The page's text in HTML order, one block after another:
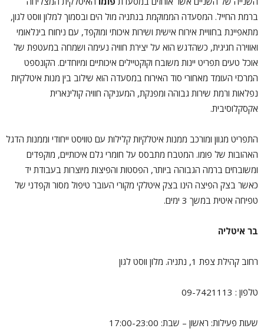
ברמת החייל. המסעדה הממוקמת בנתניה מול הים ובסמוך למלון ווסט לגון,
מתאפיינת בחוויית אירוח אישית ושירות איכותי ומוקפד, עם ניחוח בינלאומי
ואווירה חגיגית, כשהדגש הוא על יצירת חוויה נעימה ושמחה במעטפת של
אוכל טעים תפריט יינות משובח וקוקטיילים איכותיים ומיוחדים. הקונספט
המרכזי העומד מאחורי סוד האירוח במסעדה הוא שילוב בין מנות איטלקיות
נפלאות ורמת שירות גבוהה ומפנקת, המעניקה חוויה קולינארית
אקסקלוסיבית.
התפריט מגוון ומורכב ממנות איטלקיות קלילות עם טוויסט ייחודי וממנות הדגל
האהובות של פומו. המטבח מתבסס על חומרי גלם איכותיים, מוקפדים
ומשובחים ברמה הגבוהה ביותר, הפסטות והפיצות מיוצרות בעבודת יד
כאשר בצק הפיצה הינו בצק איטלקי מקורי העובר טיפול מסור וקפדני של
טפיחה איטית במשך 3 ימים.
בר איטליה
רחוב קהילת צפת 1, נתניה. מלון ווסט לגון
טלפון : 09-7421113
שעות פעילות: ראשון – שבת: 17:00-23:00